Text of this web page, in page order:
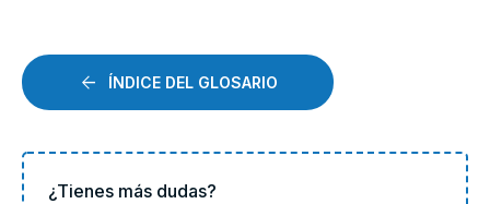
ÍNDICE DEL GLOSARIO
¿Tienes más dudas?